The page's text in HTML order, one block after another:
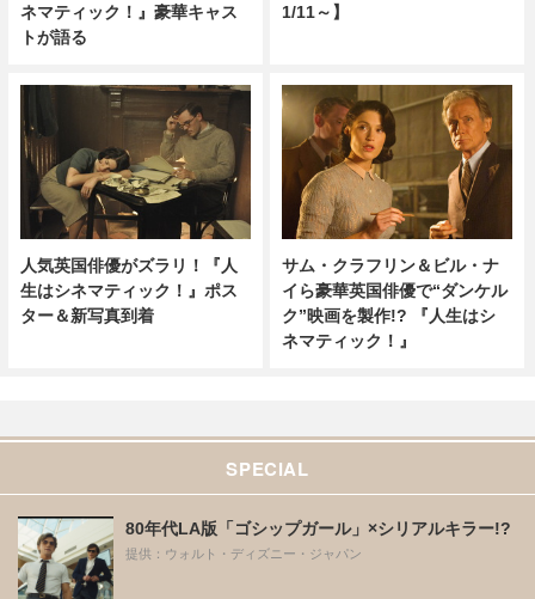
ネマティック！』豪華キャス
トが語る
1/11～】
人気英国俳優がズラリ！『人
生はシネマティック！』ポス
ター＆新写真到着
サム・クラフリン＆ビル・ナ
イら豪華英国俳優で“ダンケル
ク”映画を製作!? 『人生はシ
ネマティック！』
SPECIAL
80年代LA版「ゴシップガール」×シリアルキラー!?
提供：ウォルト・ディズニー・ジャパン